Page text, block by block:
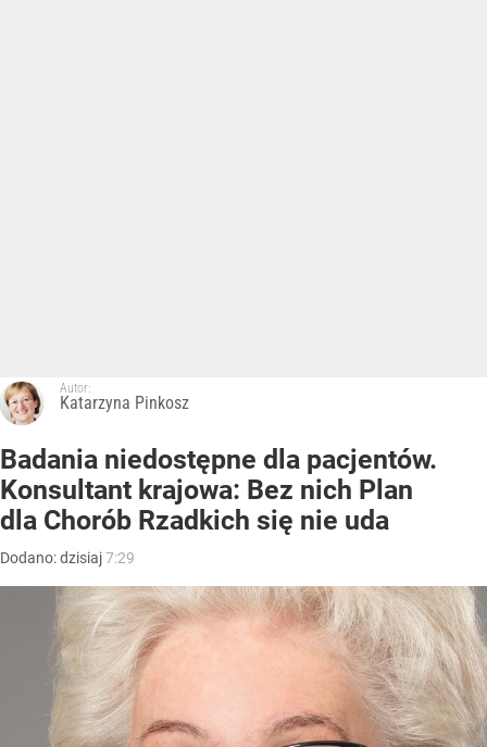
Autor:
Katarzyna Pinkosz
Badania niedostępne dla pacjentów.
Konsultant krajowa: Bez nich Plan
dla Chorób Rzadkich się nie uda
Dodano:dzisiaj7:29